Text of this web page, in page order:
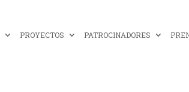
PROYECTOS PATROCINADORES